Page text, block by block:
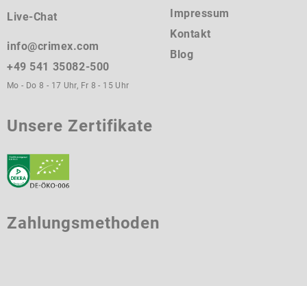
Live-Chat
info@crimex.com
+49 541 35082-500
Mo - Do 8 - 17 Uhr, Fr 8 - 15 Uhr
Impressum
Kontakt
Blog
Unsere Zertifikate
Zahlungsmethoden